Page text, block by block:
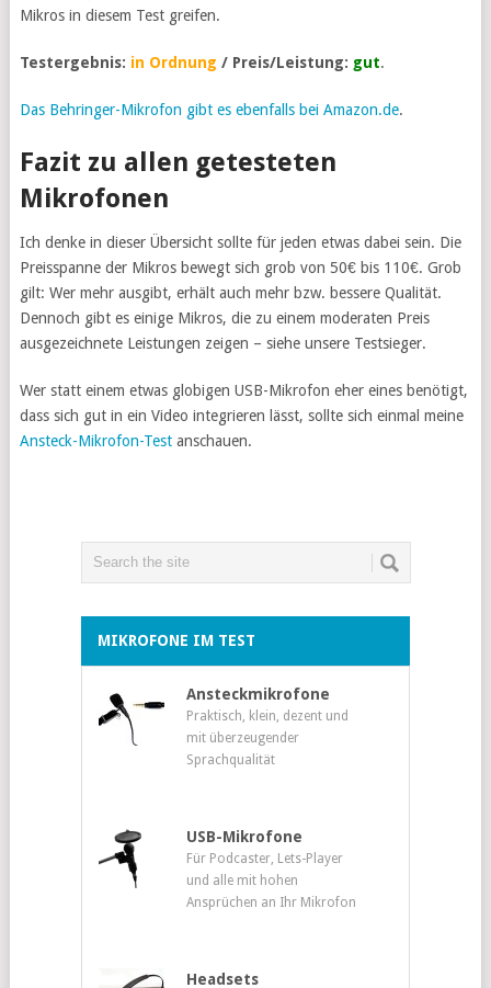
Mikros in diesem Test greifen.
Testergebnis: in Ordnung / Preis/Leistung: gut.
Das Behringer-Mikrofon gibt es ebenfalls bei Amazon.de.
Fazit zu allen getesteten
Mikrofonen
Ich denke in dieser Übersicht sollte für jeden etwas dabei sein. Die
Preisspanne der Mikros bewegt sich grob von 50€ bis 110€. Grob
gilt: Wer mehr ausgibt, erhält auch mehr bzw. bessere Qualität.
Dennoch gibt es einige Mikros, die zu einem moderaten Preis
ausgezeichnete Leistungen zeigen – siehe unsere Testsieger.
Wer statt einem etwas globigen USB-Mikrofon eher eines benötigt,
dass sich gut in ein Video integrieren lässt, sollte sich einmal meine
Ansteck-Mikrofon-Testanschauen.
MIKROFONE IM TEST
Ansteckmikrofone
Praktisch, klein, dezent und
mit überzeugender
Sprachqualität
USB-Mikrofone
Für Podcaster, Lets-Player
und alle mit hohen
Ansprüchen an Ihr Mikrofon
Headsets